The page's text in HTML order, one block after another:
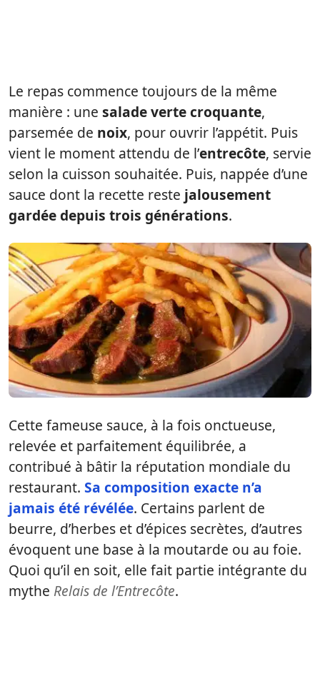
Le repas commence toujours de la même
manière : une salade verte croquante,
parsemée de noix, pour ouvrir l’appétit. Puis
vient le moment attendu de l’entrecôte, servie
selon la cuisson souhaitée. Puis, nappée d’une
sauce dont la recette reste jalousement
gardée depuis trois générations.
Cette fameuse sauce, à la fois onctueuse,
relevée et parfaitement équilibrée, a
contribué à bâtir la réputation mondiale du
restaurant. Sa composition exacte n’a
jamais été révélée. Certains parlent de
beurre, d’herbes et d’épices secrètes, d’autres
évoquent une base à la moutarde ou au foie.
Quoi qu’il en soit, elle fait partie intégrante du
mythe Relais de l’Entrecôte.